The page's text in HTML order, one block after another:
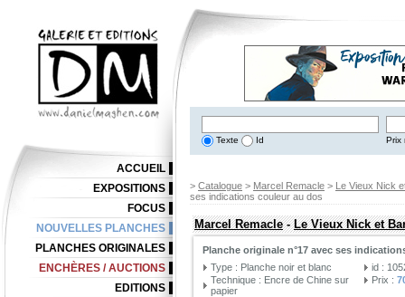
Texte Id Prix
> Catalogue > Marcel Remacle > Le Vieux Nick
ses indications couleur au dos
Marcel Remacle-Le Vieux Nick et
Planche originale n°17 avec ses
Type : Planche noir et blanc
Technique : Encre de Chine sur
papier
id :
Prix :
ACCUEIL
EXPOSITIONS
FOCUS
NOUVELLES PLANCHES
PLANCHES ORIGINALES
ENCHÈRES / AUCTIONS
EDITIONS